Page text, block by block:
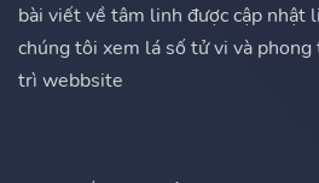
bài viết về tâm linh được cập nhật
chúng tôi xem lá số tử vi và
trì webbsite